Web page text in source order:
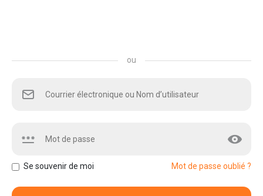
ou
Se souvenir de moi Mot de passe oublié ?